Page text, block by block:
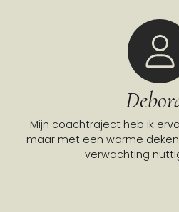
Mijn coachtraject heb ik
maar met een warme
verwachting